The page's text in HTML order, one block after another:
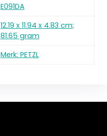
E091DA
12.19 x 11.94 x 4.83 cm;
81.65 gram
Merk: PETZL